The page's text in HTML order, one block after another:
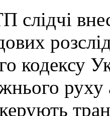
слідчі
кодексу
руху